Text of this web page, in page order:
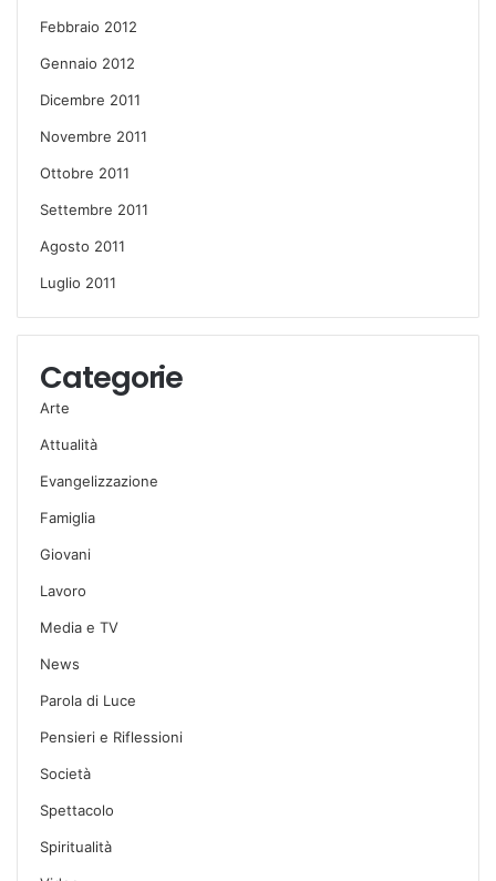
Febbraio 2012
Gennaio 2012
Dicembre 2011
Novembre 2011
Ottobre 2011
Settembre 2011
Agosto 2011
Luglio 2011
Categorie
Arte
Attualità
Evangelizzazione
Famiglia
Giovani
Lavoro
Media e TV
News
Parola di Luce
Pensieri e Riflessioni
Società
Spettacolo
Spiritualità